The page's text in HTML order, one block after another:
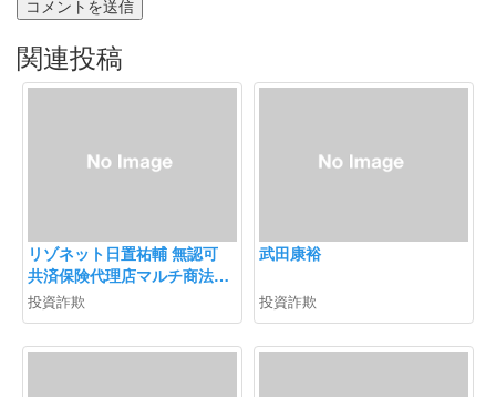
関連投稿
リゾネット日置祐輔 無認可
共済保険代理店マルチ商法
ネクストエイド勧誘注意
投資詐欺
武田康裕
投資詐欺